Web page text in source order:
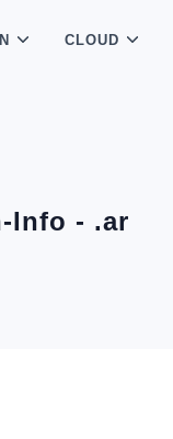
CLOUD
Info - .ar